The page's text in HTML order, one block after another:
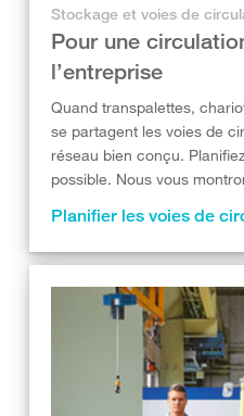
Stockage et voies de
Pour une
l’entreprise
Quand transpalettes,
se partagent les voies de
réseau bien conçu.
possible. Nous vous
Planifier les voies de